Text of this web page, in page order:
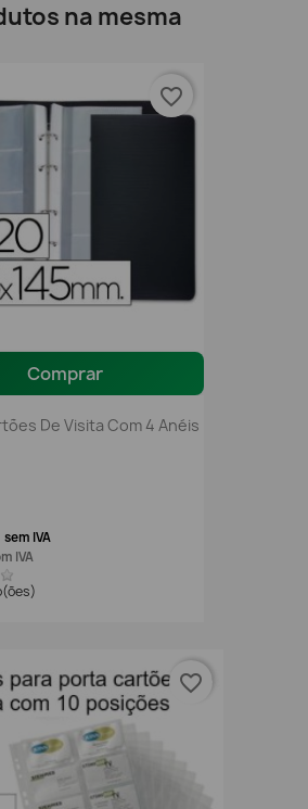
na mesma
Comprar
De Visita Com 4 Anéis
sem IVA
IVA
favorite_border
favorite_border